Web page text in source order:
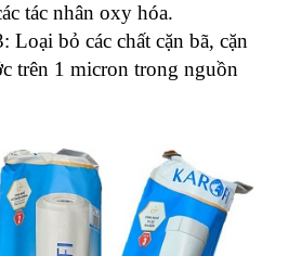
tác nhân oxy hóa.
Loại bỏ các chất cặn bã, cặn
trên 1 micron trong nguồn